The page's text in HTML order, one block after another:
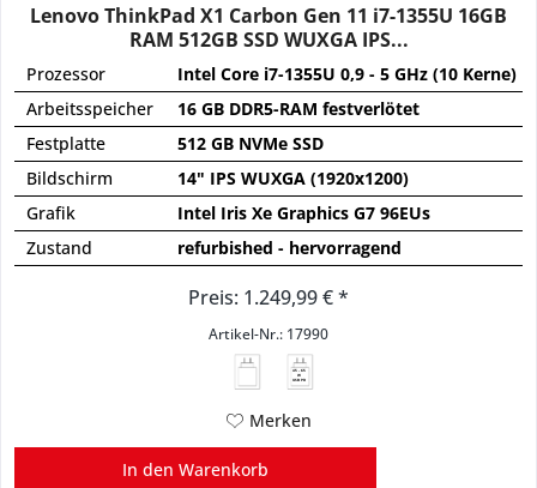
Lenovo ThinkPad X1 Carbon Gen 11 i7-1355U 16GB
RAM 512GB SSD WUXGA IPS...
Prozessor
Intel Core i7-1355U 0,9 - 5 GHz (10 Kerne)
Arbeitsspeicher
16 GB DDR5-RAM festverlötet
Festplatte
512 GB NVMe SSD
Bildschirm
14" IPS WUXGA (1920x1200)
Grafik
Intel Iris Xe Graphics G7 96EUs
Zustand
refurbished - hervorragend
Preis: 1.249,99 € *
Artikel-Nr.: 17990
45 - 65
W
USB PD
Merken
In den Warenkorb